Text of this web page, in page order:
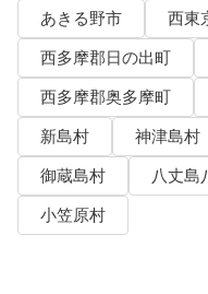
あきる野市
西東
西多摩郡日の出町
西多摩郡奥多摩町
新島村
神津島村
御蔵島村
八丈島
小笠原村